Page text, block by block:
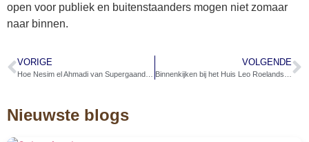
open voor publiek en buitenstaanders mogen niet zomaar
naar binnen.
VORIGE VOLGENDE
Nieuwste blogs